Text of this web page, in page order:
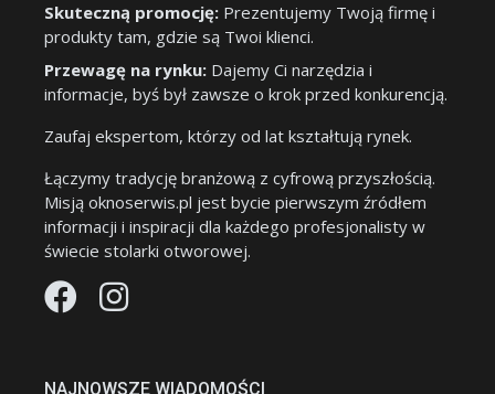
Skuteczną promocję: Prezentujemy Twoją firmę i
produkty tam, gdzie są Twoi klienci.
Przewagę na rynku: Dajemy Ci narzędzia i
informacje, byś był zawsze o krok przed konkurencją.
Zaufaj ekspertom, którzy od lat kształtują rynek.
Łączymy tradycję branżową z cyfrową przyszłością.
Misją oknoserwis.pl jest bycie pierwszym źródłem
informacji i inspiracji dla każdego profesjonalisty w
świecie stolarki otworowej.
NAJNOWSZE WIADOMOŚCI